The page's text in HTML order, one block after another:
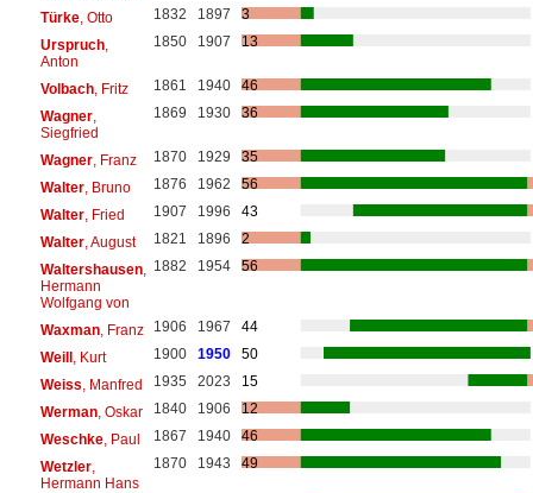
Türke, Otto 1832 1897
3
Urspruch,
Anton
1850 1907 13
Volbach, Fritz 1861 1940
46
Wagner,
Siegfried
1869 1930 36
Wagner, Franz 1870 1929
35
Walter, Bruno 1876 1962
56
Walter, Fried 1907 1996
43
Walter, August 1821 1896
2
Waltershausen,
Hermann
Wolfgang von
1882 1954 56
Waxman, Franz 1906 1967
44
Weill , Kurt 1900 1950
50
Weiss, Manfred 1935 2023
15
Werman, Oskar 1840 1906
12
Weschke, Paul 1867 1940
46
Wetzler,
Hermann Hans
1870 1943 49